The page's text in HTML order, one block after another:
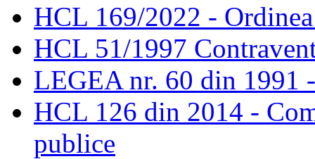
HCL 169/2022 -
HCL 51/1997
LEGEA nr. 60 din 1991
HCL 126 din 2014 -
publice